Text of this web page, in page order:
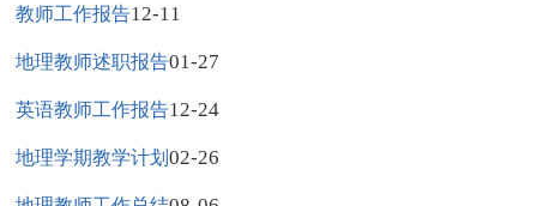
教师工作报告12-11
地理教师述职报告01-27
英语教师工作报告12-24
地理学期教学计划02-26